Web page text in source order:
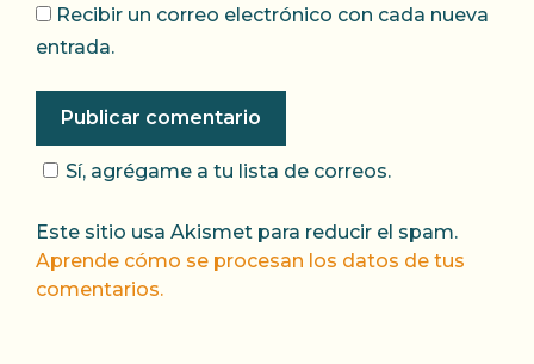
Recibir un correo electrónico con cada nueva
entrada.
Sí, agrégame a tu lista de correos.
Este sitio usa Akismet para reducir el spam.
Aprende cómo se procesan los datos de tus
comentarios.